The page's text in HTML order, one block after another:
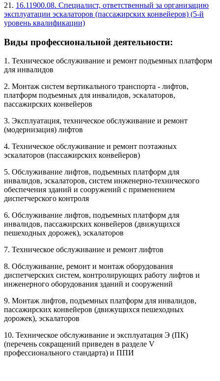
21. 16.11900.08. Специалист, ответственный за организацию
эксплуатации эскалаторов (пассажирских конвейеров) (5-й
уровень квалификации)
Виды профессиональной деятельности:
1. Техническое обслуживание и ремонт подъемных платформ
для инвалидов
2. Монтаж систем вертикального транспорта - лифтов,
платформ подъемных для инвалидов, эскалаторов,
пассажирских конвейеров
3. Эксплуатация, техническое обслуживание и ремонт
(модернизация) лифтов
4. Техническое обслуживание и ремонт поэтажных
эскалаторов (пассажирских конвейеров)
5. Обслуживание лифтов, подъемных платформ для
инвалидов, эскалаторов, систем инженерно-технического
обеспечения зданий и сооружений с применением
диспетчерского контроля
6. Обслуживание лифтов, подъемных платформ для
инвалидов, пассажирских конвейеров (движущихся
пешеходных дорожек), эскалаторов
7. Техническое обслуживание и ремонт лифтов
8. Обслуживание, ремонт и монтаж оборудования
диспетчерских систем, контролирующих работу лифтов и
инженерного оборудования зданий и сооружений
9. Монтаж лифтов, подъемных платформ для инвалидов,
пассажирских конвейеров (движущихся пешеходных
дорожек), эскалаторов
10. Техническое обслуживание и эксплуатация Э (ПК)
(перечень сокращений приведен в разделе V
профессионального стандарта) и ППИ